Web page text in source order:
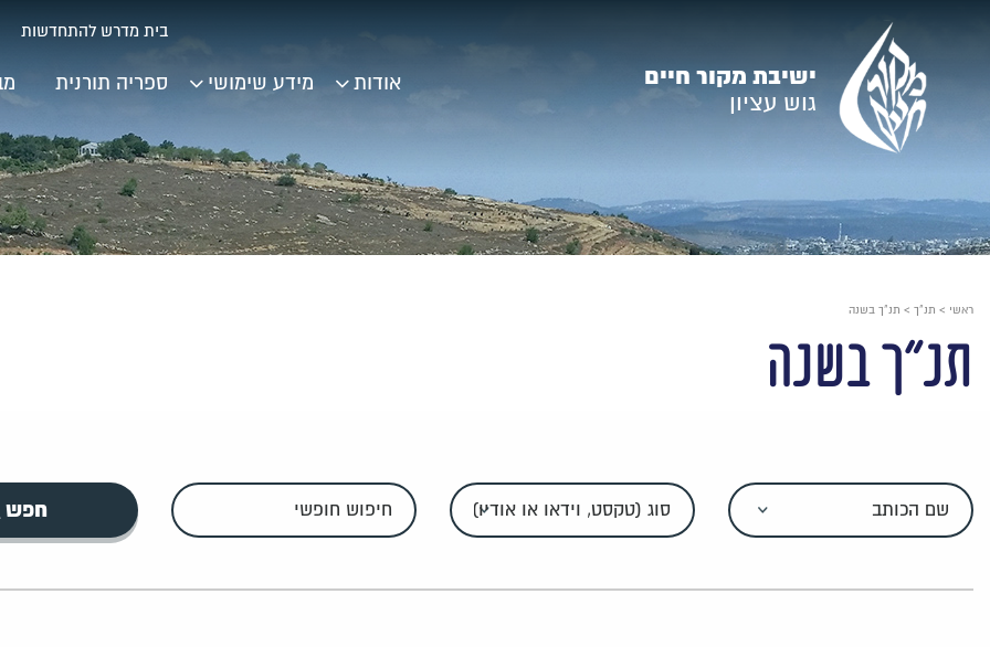
ישיבת מקור חיים
גוש עציון
בית מדרש להתחדשות
אודות מידע שימושי ספריה תורנית
ראשי > תנ"ך > תנ"ך בשנה
תנ"ך בשנה
חיפוש
חופשי
חפש